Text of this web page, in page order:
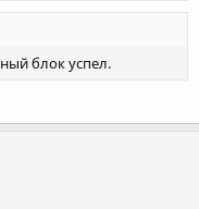
блок успел.